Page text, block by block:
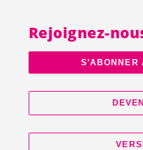
Rejoignez-
S’ABONNER